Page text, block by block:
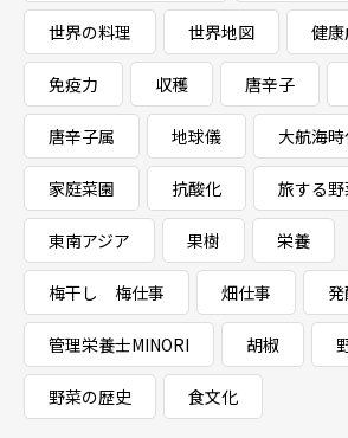
世界の料理 世界地図 健
免疫力 収穫 唐辛子
唐辛子属 地球儀 大航海
家庭菜園 抗酸化 旅する
東南アジア 果樹 栄養
梅干し 梅仕事 畑仕事
管理栄養士MINORI 胡椒
野菜の歴史 食文化